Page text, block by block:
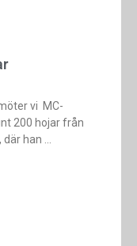
vi MC-
200 hojar från
där han